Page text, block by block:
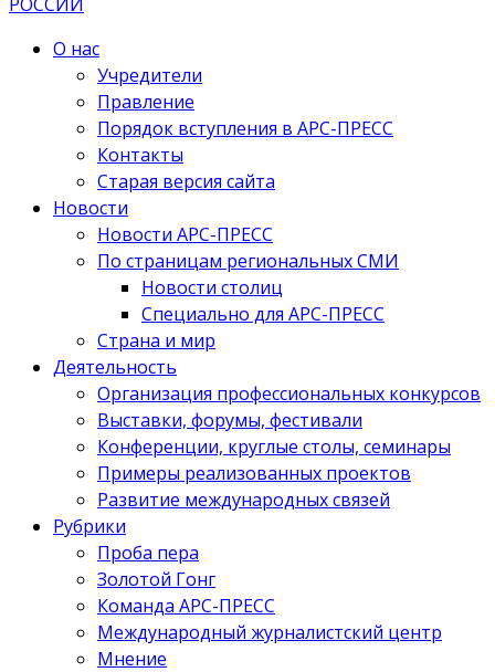
О нас
Учредители
Правление
Порядок вступления в АРС-ПРЕСС
Контакты
Старая версия сайта
Новости
Новости АРС-ПРЕСС
По страницам региональных СМИ
Новости столиц
Специально для АРС-ПРЕСС
Страна и мир
Деятельность
Организация профессиональных конкурсов
Выставки, форумы, фестивали
Конференции, круглые столы, семинары
Примеры реализованных проектов
Развитие международных связей
Рубрики
Проба пера
Золотой Гонг
Команда АРС-ПРЕСС
Международный журналистский центр
Мнение